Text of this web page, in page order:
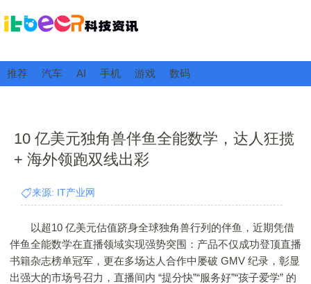
推荐 汽车 AI 手机 游戏 数码
10 亿美元独角兽伴鱼全能数学，达人狂揽
+ 海外领跑双线出彩
来源: IT产业网
以超10 亿美元估值跻身全球独角兽行列的伴鱼，近期凭借
伴鱼全能数学在直播领域实现强势突围：产品不仅成功登顶直播
书籍杂志榜单冠军，更在多场达人合作中屡破 GMV 纪录，彰显
出强大的市场号召力，直播间内 “提分快”“服务好”“孩子爱学” 的